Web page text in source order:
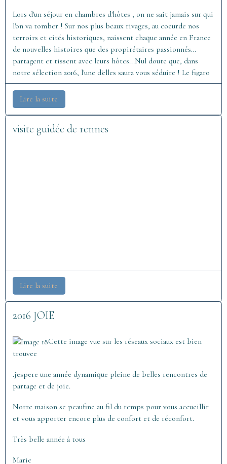
Lors d'un séjour en chambres d'hôtes , on ne sait jamais sur qui
l'on va tomber ! Sur nos plus beaux rivages, au coeurde nos
terroirs et cités historiques, naissent chaque année en France
de nouvelles histoires que des propirétaires passionnés
partagent et tissent avec leurs hôtes...Nul doute que, dans
notre sélection 2016, l'une d'elles saura vous séduire ! Le figaro
magazine
Lire la suite
visite guidée de rennes
Lire la suite
2016 JOIE
Cette image vue sur les réseaux sociaux est bien
trouvee
.j'espere une année dynamique pleine de belles rencontres de
partage et de joie.
Notre maison se peaufine au fil du temps pour vous accueillir
et vous apporter encore plus de confort et de réconfort.
Très belle année à tous
Marie